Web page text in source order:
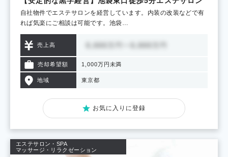
自社物件でエステサロンを経営しています。内装の改装などで有
れば気楽にご相談は可能です。池袋…
売上高
売却希望額 1,000万円未満
地域 東京都
お気に入りに登録
エステサロン・SPA
マッサージ・リラクゼーション